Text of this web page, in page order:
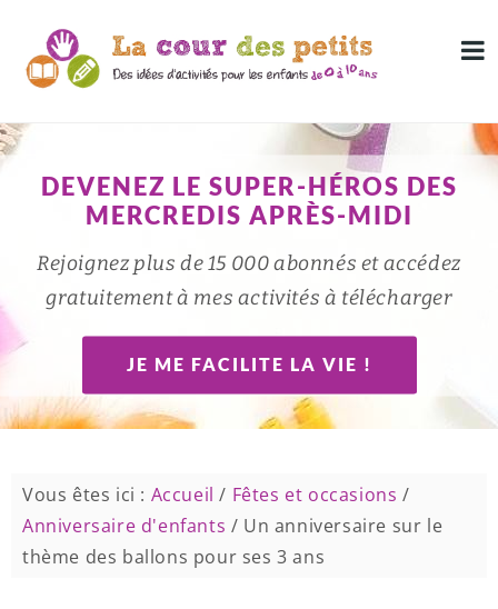
DEVENEZ LE SUPER-HÉROS DES
MERCREDIS APRÈS-MIDI
Rejoignez plus de 15 000 abonnés et accédez
gratuitement à mes activités à télécharger
JE ME FACILITE LA VIE !
Vous êtes ici : Accueil / Fêtes et occasions /
Anniversaire d'enfants / Un anniversaire sur le
thème des ballons pour ses 3 ans